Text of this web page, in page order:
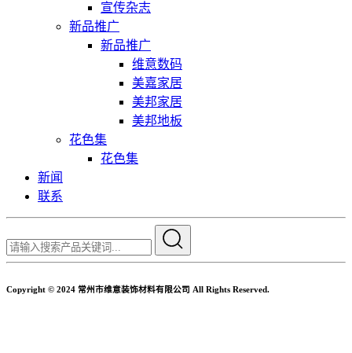
宣传杂志
新品推广
新品推广
维意数码
美嘉家居
美邦家居
美邦地板
花色集
花色集
新闻
联系
Copyright © 2024 常州市维意装饰材料有限公司 All Rights Reserved.